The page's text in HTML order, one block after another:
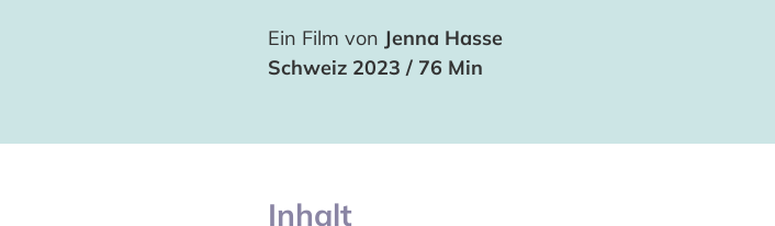
Ein Film von Jenna Hasse
Schweiz 2023 / 76 Min
Inhalt